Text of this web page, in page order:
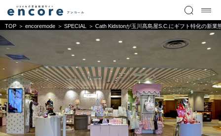
TOP encoremode SPECIAL Cath Kidstonが玉川髙島屋S.C.にギフト特化の新